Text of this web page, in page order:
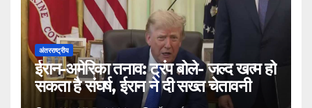
अंतरराष्ट्रीय
ईरान-अमेरिका तनाव: ट्रंप बोले- जल्द खत्म हो
सकता है संघर्ष, ईरान ने दी सख्त चेतावनी